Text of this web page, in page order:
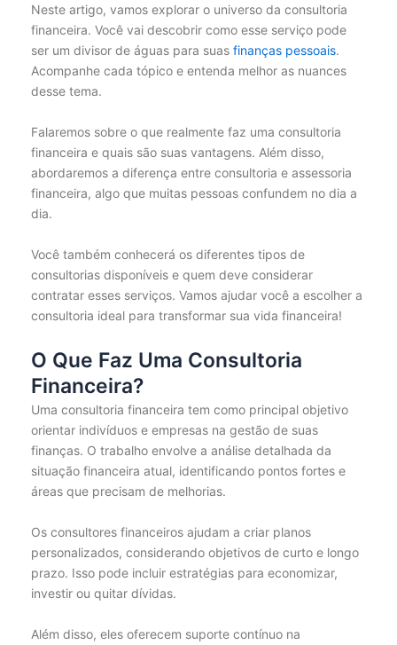
Neste artigo, vamos explorar o universo da consultoria
financeira. Você vai descobrir como esse serviço pode
ser um divisor de águas para suas finanças pessoais.
Acompanhe cada tópico e entenda melhor as nuances
desse tema.
Falaremos sobre o que realmente faz uma consultoria
financeira e quais são suas vantagens. Além disso,
abordaremos a diferença entre consultoria e assessoria
financeira, algo que muitas pessoas confundem no dia a
dia.
Você também conhecerá os diferentes tipos de
consultorias disponíveis e quem deve considerar
contratar esses serviços. Vamos ajudar você a escolher a
consultoria ideal para transformar sua vida financeira!
O Que Faz Uma Consultoria
Financeira?
Uma consultoria financeira tem como principal objetivo
orientar indivíduos e empresas na gestão de suas
finanças. O trabalho envolve a análise detalhada da
situação financeira atual, identificando pontos fortes e
áreas que precisam de melhorias.
Os consultores financeiros ajudam a criar planos
personalizados, considerando objetivos de curto e longo
prazo. Isso pode incluir estratégias para economizar,
investir ou quitar dívidas.
Além disso, eles oferecem suporte contínuo na